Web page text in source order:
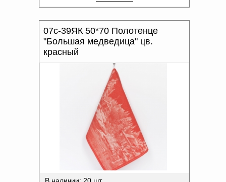
07с-39ЯК 50*70 Полотенце
"Большая медведица" цв.
красный